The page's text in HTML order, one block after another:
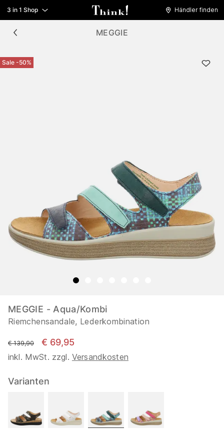
3 in 1 Shop Händler finden
MEGGIE
Sale -50%
MEGGIE - Aqua/Kombi
Riemchensandale, Lederkombination
statt
€ 139,90 € 69,95
inkl. MwSt. zzgl. Versandkosten
Varianten